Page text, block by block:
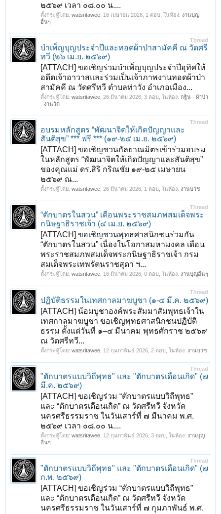
๒๕๖๙ เวลา ๐๘.๐๐ น....
ตั้งกระทู้โดย: watsritawee 16 เมษายน 2026 , 1 ตอบ, ในห้อง: งานบุญ
อื่นๆ
Thread
บำเพ็ญบุญประจำปีและทอดผ้าป่าสามัคคี ณ วัดศรี
ทวี (๒๖ เม.ย. ๒๕๖๙)
[ATTACH] ขอเชิญร่วมบำเพ็ญบุญประจำปีอุทิศให้
อดีตเจ้าอาวาสและร่วมเป็นเจ้าภาพงานทอดผ้าป่า
สามัคคี ณ วัดศรีทวี ตำบลท่าวัง อำเภอเมือง...
ตั้งกระทู้โดย: watsritawee 26 มีนาคม 2026 , 3 ตอบ, ในห้อง: กฐิน - ผ้าป่า
- งานวัด
Thread
อบรมหลักสูตร “พัฒนาจิตให้เกิดปัญญาและ
สันติสุข” *** ฟรี *** (๑๙-๒๕ เม.ย. ๒๕๖๙)
[ATTACH] ขอเชิญชวนกัลยาณมิตรเข้าร่วมอบรม
ในหลักสูตร “พัฒนาจิตให้เกิดปัญญาและสันติสุข”
ของคุณแม่ ดร.สิริ กริณชัย ๑๙-๒๕ เมษายน
๒๕๖๙ ณ...
ตั้งกระทู้โดย: watsritawee 26 มีนาคม 2026 , 1 ตอบ, ในห้อง: งานบวช
Thread
“ตักบาตรในสวน” เดือนพระราชสมภพสมเด็จพระ
กนิษฐาธิราชเจ้า (๔ เม.ย. ๒๕๖๙)
[ATTACH] ขอเชิญชวนพุทธศาสนิกชนร่วมกัน
“ตักบาตรในสวน” เนื่องในโอกาสมหามงคล เดือน
พระราชสมภพสมเด็จพระกนิษฐาธิราชเจ้า กรม
สมเด็จพระเทพรัตนราชสุดา ฯ...
ตั้งกระทู้โดย: watsritawee 16 มีนาคม 2026 , 0 ตอบ, ในห้อง: งานบุญอื่นๆ
Thread
ปฏิบัติธรรมในเทศกาลมาฆบูชา (๑-๔ มี.ค. ๒๕๖๙)
[ATTACH] น้อมบูชาองค์พระสัมมาสัมพุทธเจ้าใน
เทศกาลมาฆบูชา ขอเชิญพุทธศาสนิกชนปฏิบัติ
ธรรม ตั้งแต่วันที่ ๑–๔ มีนาคม พุทธศักราช ๒๕๖๙
ณ วัดศรีทวี...
ตั้งกระทู้โดย: watsritawee 12 กุมภาพันธ์ 2026 , 2 ตอบ, ในห้อง: งานบวช
Thread
"ตักบาตรแบบวิถีพุทธ" และ "ตักบาตรเดือนเกิด" (๗
มี.ค. ๒๕๖๙)
[ATTACH] ขอเชิญร่วม “ตักบาตรแบบวิถีพุทธ”
และ “ตักบาตรเดือนเกิด” ณ วัดศรีทวี จังหวัด
นครศรีธรรมราช ในวันเสาร์ที่ ๗ มีนาคม พ.ศ.
๒๕๖๙ เวลา ๐๘.๐๐ น....
ตั้งกระทู้โดย: watsritawee 12 กุมภาพันธ์ 2026 , 3 ตอบ, ในห้อง: งานบุญ
อื่นๆ
Thread
"ตักบาตรแบบวิถีพุทธ" และ "ตักบาตรเดือนเกิด" (๗
ก.พ. ๒๕๖๙)
[ATTACH] ขอเชิญร่วม “ตักบาตรแบบวิถีพุทธ”
และ “ตักบาตรเดือนเกิด” ณ วัดศรีทวี จังหวัด
นครศรีธรรมราช ในวันเสาร์ที่ ๗ กุมภาพันธ์ พ.ศ.